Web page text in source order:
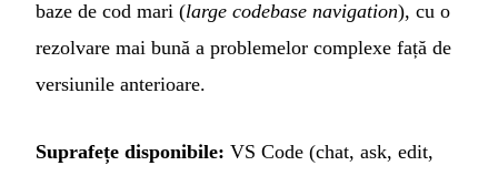
baze de cod mari (large codebase navigation), cu o
rezolvare mai bună a problemelor complexe față de
versiunile anterioare.
Suprafețe disponibile: VS Code (chat, ask, edit,